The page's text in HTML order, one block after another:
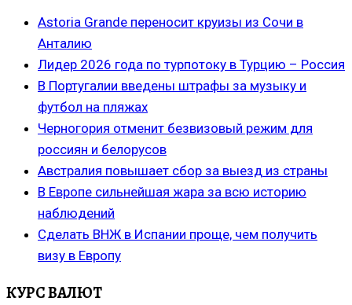
Astoria Grande переносит круизы из Сочи в
Анталию
Лидер 2026 года по турпотоку в Турцию – Россия
В Португалии введены штрафы за музыку и
футбол на пляжах
Черногория отменит безвизовый режим для
россиян и белорусов
Австралия повышает сбор за выезд из страны
В Европе сильнейшая жара за всю историю
наблюдений
Сделать ВНЖ в Испании проще, чем получить
визу в Европу
КУРС ВАЛЮТ